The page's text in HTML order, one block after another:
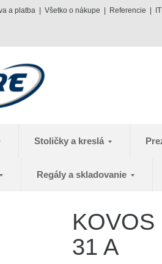
a platba Všetko o nákupe Referencie
Stoličky a kreslá
Regály a skladovanie
31 A